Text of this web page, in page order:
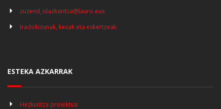
zuzend_idazkaritza@lauro.eus
Iradokizunak, kexak eta eskertzeak
ESTEKA AZKARRAK
Hezkuntza proiektua